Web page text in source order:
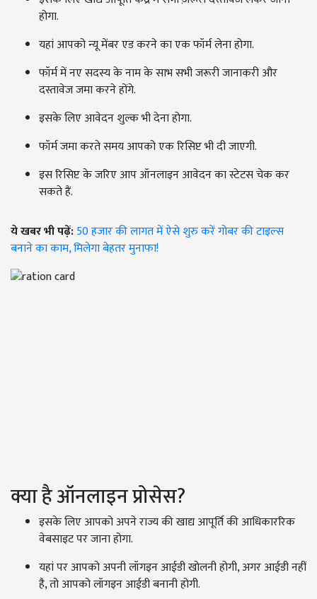
होगा.
यहां आपको न्यू मेंबर एड करने का एक फॉर्म लेना होगा.
फॉर्म में नए सदस्य के नाम के साभ सभी जरूरी जानाकरी और
दस्तावेज जमा करने होंगे.
इसके लिए आवेदन शुल्क भी देना होगा.
फॉर्म जमा करते समय आपको एक रिसिप्ट भी दी जाएगी.
इस रिसिप्ट के जरिए आप ऑनलाइन आवेदन का स्टेटस चेक कर
सकते हैं.
ये खबर भी पढ़ें:50 हजार की लागत में ऐसे शुरु करें गोबर की टाइल्स
बनाने का काम, मिलेगा बेहतर मुनाफा!
क्या है ऑनलाइन प्रोसेस?
इसके लिए आपको अपने राज्य की खाद्य आपूर्ति की आधिकाररिक
वेबसाइट पर जाना होगा.
यहां पर आपको अपनी लॉगइन आईडी खोलनी होगी, अगर आईडी नहीं
है, तो आपको लॉगइन आईडी बनानी होगी.